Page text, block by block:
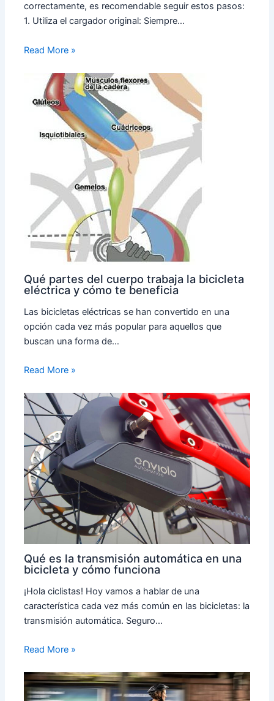
correctamente, es recomendable seguir estos pasos:
1. Utiliza el cargador original: Siempre…
Read More »
Qué partes del cuerpo trabaja la bicicleta
eléctrica y cómo te beneficia
Las bicicletas eléctricas se han convertido en una
opción cada vez más popular para aquellos que
buscan una forma de…
Read More »
Qué es la transmisión automática en una
bicicleta y cómo funciona
¡Hola ciclistas! Hoy vamos a hablar de una
característica cada vez más común en las bicicletas: la
transmisión automática. Seguro…
Read More »